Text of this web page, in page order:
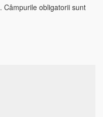
Câmpurile obligatorii sunt